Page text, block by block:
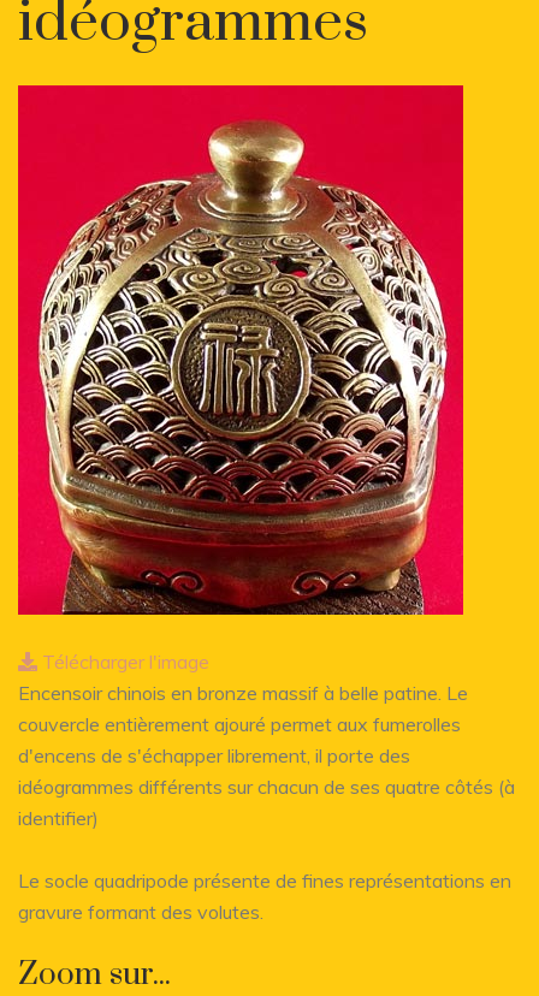
idéogrammes
Télécharger l'image
Encensoir chinois en bronze massif à belle patine. Le
couvercle entièrement ajouré permet aux fumerolles
d'encens de s'échapper librement, il porte des
idéogrammes différents sur chacun de ses quatre côtés (à
identifier)
Le socle quadripode présente de fines représentations en
gravure formant des volutes.
Zoom sur...